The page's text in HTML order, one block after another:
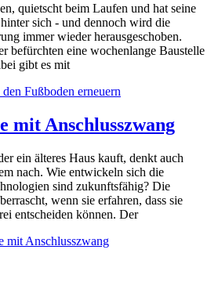
quietscht beim Laufen und hat seine
sich - und dennoch wird die
immer wieder herausgeschoben.
befürchten eine wochenlange Baustelle
gibt es mit
Fußboden erneuern
mit Anschlusszwang
ein älteres Haus kauft, denkt auch
nach. Wie entwickeln sich die
sind zukunftsfähig? Die
wenn sie erfahren, dass sie
entscheiden können. Der
mit Anschlusszwang